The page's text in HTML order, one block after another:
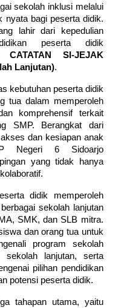
sekolah inklusi melalui
nyata bagi peserta didik.
lahir dari kepedulian
peserta didik
CATATAN SI-JEJAK
Lanjutan).
kebutuhan peserta didik
tua dalam memperoleh
komprehensif terkait
SMP. Berangkat dari
dan kesiapan anak
Negeri 6 Sidoarjo
yang tidak hanya
didik memperoleh
sekolah lanjutan
SMK, dan SLB mitra.
dan orang tua untuk
program sekolah
sekolah lanjutan, serta
pilihan pendidikan
potensi peserta didik.
tahapan utama, yaitu